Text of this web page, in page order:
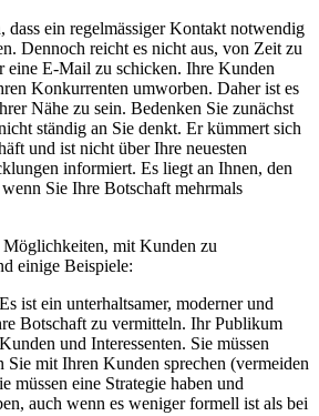
dass ein regelmässiger Kontakt notwendig
Dennoch reicht es nicht aus, von Zeit zu
eine E-Mail zu schicken. Ihre Kunden
Konkurrenten umworben. Daher ist es
Nähe zu sein. Bedenken Sie zunächst
ständig an Sie denkt. Er kümmert sich
und ist nicht über Ihre neuesten
informiert. Es liegt an Ihnen, den
Sie Ihre Botschaft mehrmals
mit Kunden zu
einige Beispiele:
Es ist ein unterhaltsamer, moderner und
Botschaft zu vermitteln. Ihr Publikum
und Interessenten. Sie müssen
Sie mit Ihren Kunden sprechen (vermeiden
müssen eine Strategie haben und
auch wenn es weniger formell ist als bei